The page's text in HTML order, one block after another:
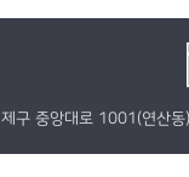
구 중앙대로 1001(연